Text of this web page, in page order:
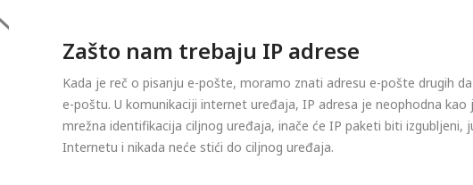
Zašto nam trebaju IP adrese
Kada je reč o pisanju e-pošte, moramo znati adresu e-pošte drugih
e-poštu. U komunikaciji internet uređaja, IP adresa je neophodna kao
mrežna identifikacija ciljnog uređaja, inače će IP paketi biti izgubljeni,
Internetu i nikada neće stići do ciljnog uređaja.